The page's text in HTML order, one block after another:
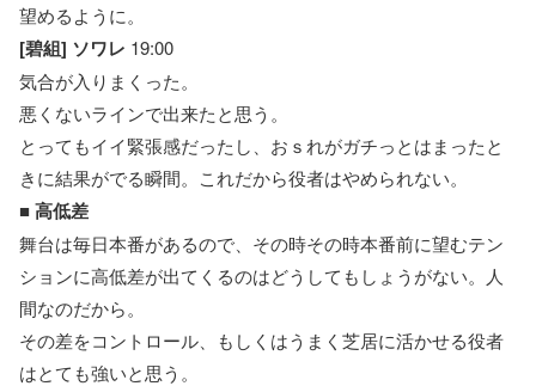
望めるように。
[碧組] ソワレ 19:00
気合が入りまくった。
悪くないラインで出来たと思う。
とってもイイ緊張感だったし、おｓれがガチっとはまったと
きに結果がでる瞬間。これだから役者はやめられない。
■高低差
舞台は毎日本番があるので、その時その時本番前に望むテン
ションに高低差が出てくるのはどうしてもしょうがない。人
間なのだから。
その差をコントロール、もしくはうまく芝居に活かせる役者
はとても強いと思う。